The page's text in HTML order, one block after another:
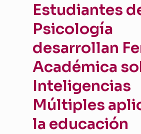
Estudiantes
Psicología
desarrollan
Académica
Inteligencias
Múltiples
la educación